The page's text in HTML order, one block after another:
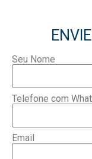
Seu Nome
Telefone com
Email